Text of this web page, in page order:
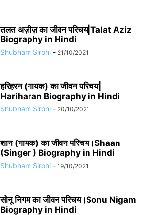
तलत अज़ीज़ का जीवन परिचय|Talat Aziz
Biography in Hindi
Shubham Sirohi - 21/10/2021
हरिहरन (गायक) का जीवन परिचय|
Hariharan Biography in Hindi
Shubham Sirohi - 20/10/2021
शान (गायक) का जीवन परिचय।Shaan
(Singer ) Biography in Hindi
Shubham Sirohi - 19/10/2021
सोनू निगम का जीवन परिचय।Sonu Nigam
Biography in Hindi